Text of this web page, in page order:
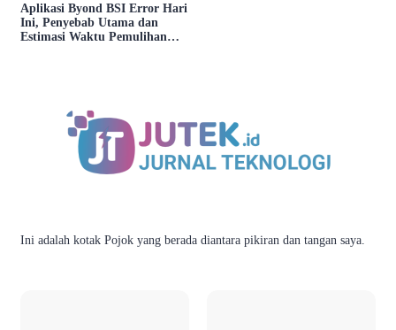
Aplikasi Byond BSI Error Hari
Ini, Penyebab Utama dan
Estimasi Waktu Pemulihan
Ini adalah kotak Pojok yang berada diantara pikiran dan tangan saya.